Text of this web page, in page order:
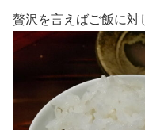
贅沢を言えばご飯に対